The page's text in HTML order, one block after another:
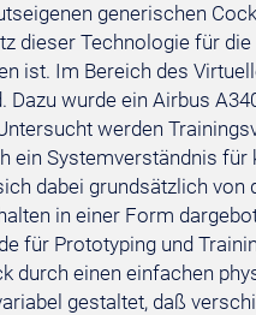
generischen
dieser Technologie für
ist. Im Bereich des
Dazu wurde ein Airbus
werden
ein Systemverständnis
dabei grundsätzlich von
in einer Form
für Prototyping und
durch einen einfachen
gestaltet, daß